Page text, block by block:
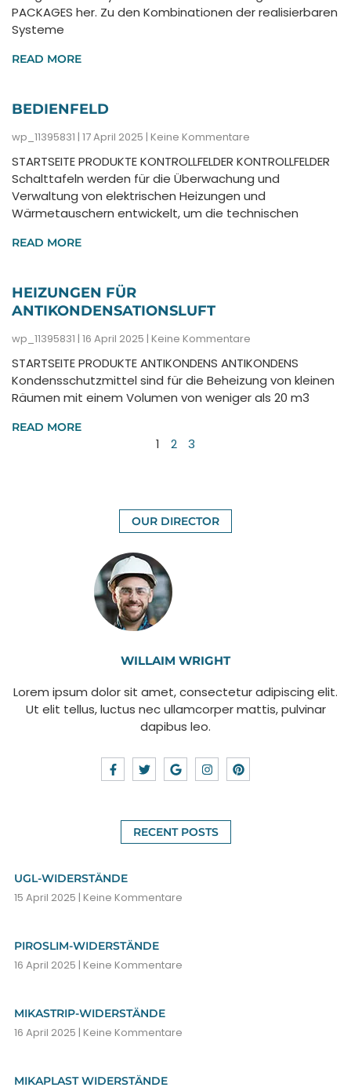
PACKAGES her. Zu den Kombinationen der realisierbaren
Systeme
READ MORE
BEDIENFELD
wp_11395831 17 April 2025 Keine Kommentare
STARTSEITE PRODUKTE KONTROLLFELDER KONTROLLFELDER
Schalttafeln werden für die Überwachung und
Verwaltung von elektrischen Heizungen und
Wärmetauschern entwickelt, um die technischen
READ MORE
HEIZUNGEN FÜR
ANTIKONDENSATIONSLUFT
wp_11395831 16 April 2025 Keine Kommentare
STARTSEITE PRODUKTE ANTIKONDENS ANTIKONDENS
Kondensschutzmittel sind für die Beheizung von kleinen
Räumen mit einem Volumen von weniger als 20 m3
READ MORE
1 2 3
OUR DIRECTOR
WILLAIM WRIGHT
Lorem ipsum dolor sit amet, consectetur adipiscing elit.
Ut elit tellus, luctus nec ullamcorper mattis, pulvinar
dapibus leo.
RECENT POSTS
UGL-WIDERSTÄNDE
15 April 2025 Keine Kommentare
PIROSLIM-WIDERSTÄNDE
16 April 2025 Keine Kommentare
MIKASTRIP-WIDERSTÄNDE
16 April 2025 Keine Kommentare
MIKAPLAST WIDERSTÄNDE